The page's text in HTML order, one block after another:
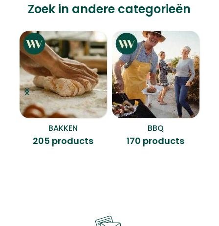
Zoek in andere categorieën
BAKKEN
205 products
BBQ
170 products